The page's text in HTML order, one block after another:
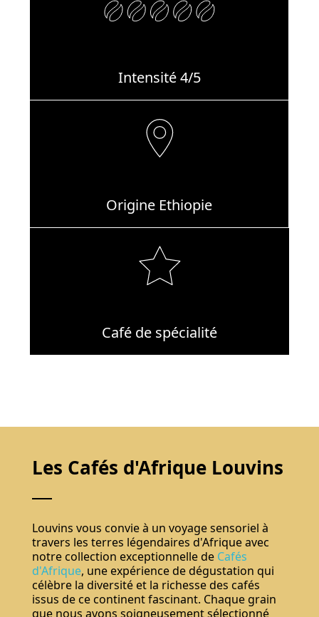
Intensité 4/5
Origine Ethiopie
Café de spécialité
Les Cafés d'Afrique Louvins
Louvins vous convie à un voyage sensoriel à
travers les terres légendaires d'Afrique avec
notre collection exceptionnelle de Cafés
d'Afrique, une expérience de dégustation qui
célèbre la diversité et la richesse des cafés
issus de ce continent fascinant. Chaque grain
que nous avons soigneusement sélectionné